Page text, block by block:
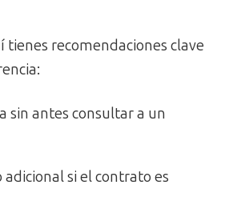
tienes recomendaciones clave
sin antes consultar a un
si el contrato es